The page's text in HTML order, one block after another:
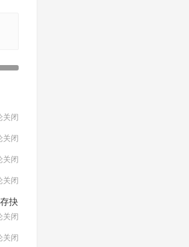
关闭
关闭
关闭
关闭
抉
关闭
关闭